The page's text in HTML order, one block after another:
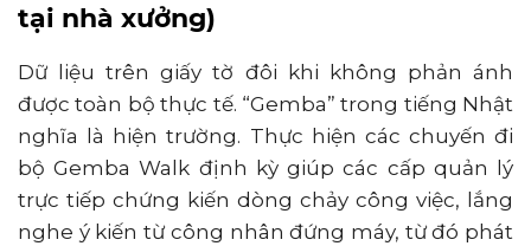
tại nhà xưởng)
Dữ liệu trên giấy tờ đôi khi không phản ánh
được toàn bộ thực tế. “Gemba” trong tiếng Nhật
nghĩa là hiện trường. Thực hiện các chuyến đi
bộ Gemba Walk định kỳ giúp các cấp quản lý
trực tiếp chứng kiến dòng chảy công việc, lắng
nghe ý kiến từ công nhân đứng máy, từ đó phát